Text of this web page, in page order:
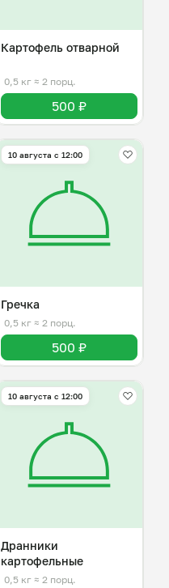
Картофель отварной
0,5 кг ≈ 2 порц.
500 ₽
10 августа с 12:00
Гречка
0,5 кг ≈ 2 порц.
500 ₽
10 августа с 12:00
Дранники
картофельные
0,5 кг ≈ 2 порц.